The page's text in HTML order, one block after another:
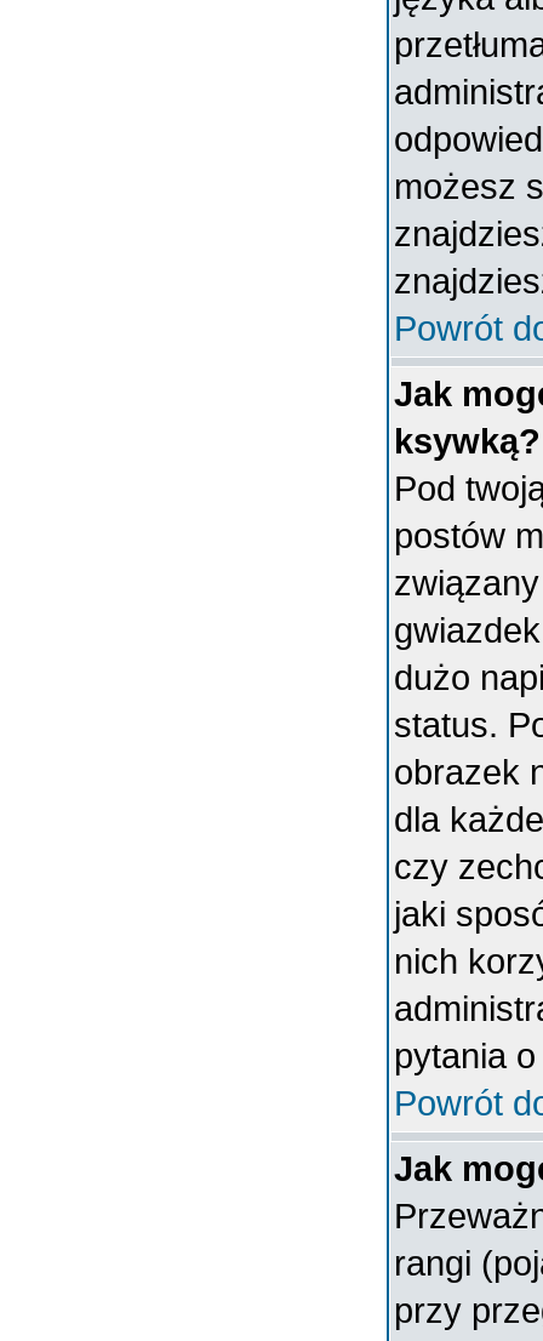
możesz
Powrót
Jak
ksywką?
Pod
postów
dużo
status.
obrazek
dla
czy
jaki
nich
pytania
Powrót
Jak
rangi
przy